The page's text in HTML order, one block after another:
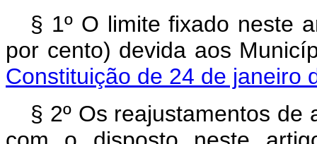
§ 1º O limite fixado neste
por cento) devida aos
Constituição de 24 de janeiro
§ 2º Os reajustamentos